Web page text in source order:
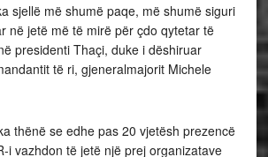
sjellë më shumë paqe, më shumë siguri
në jetë më të mirë për çdo qytetar të
presidenti Thaçi, duke i dëshiruar
të ri, gjeneralmajorit Michele
thënë se edhe pas 20 vjetësh prezencë
i vazhdon të jetë një prej organizatave